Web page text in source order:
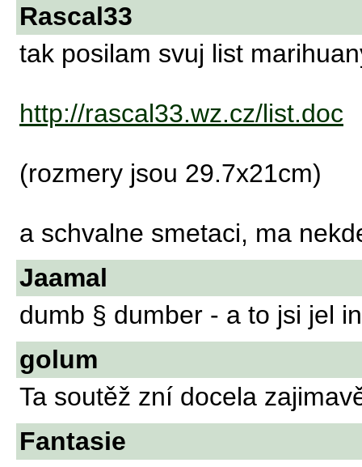
Rascal33
tak posilam svuj list
http://rascal33.wz.cz/list.doc
(rozmery jsou 29.7x21cm)
a schvalne smetaci, ma
Jaamal
dumb § dumber - a to jsi jel
golum
Ta soutěž zní docela
Fantasie